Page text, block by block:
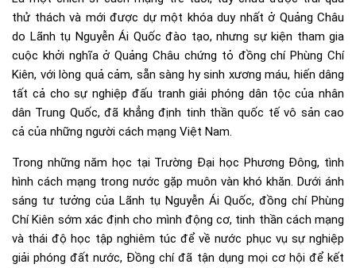
thử thách và mới được dự một khóa duy nhất ở Quảng Châu
do Lãnh tụ Nguyễn Ái Quốc đào tạo, nhưng sự kiện tham gia
cuộc khởi nghĩa ở Quảng Châu chứng tỏ đồng chí Phùng Chí
Kiên, với lòng quả cảm, sẵn sàng hy sinh xương máu, hiến dâng
tất cả cho sự nghiệp đấu tranh giải phóng dân tộc của nhân
dân Trung Quốc, đã khẳng định tinh thần quốc tế vô sản cao
cả của những người cách mạng Việt Nam.
Trong những năm học tại Trường Đại học Phương Đông, tình
hình cách mạng trong nước gặp muôn vàn khó khăn. Dưới ánh
sáng tư tưởng của Lãnh tụ Nguyễn Ái Quốc, đồng chí Phùng
Chí Kiên sớm xác định cho mình động cơ, tinh thần cách mạng
và thái độ học tập nghiêm túc để về nước phục vụ sự nghiệp
giải phóng đất nước, Đồng chí đã tận dụng mọi cơ hội để kết